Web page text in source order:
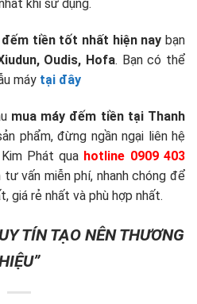
khi sử dụng.
tiền tốt nhất hiện nay bạn
Oudis, Hofa. Bạn có thể
máy tại đây
mua máy đếm tiền tại Thanh
phẩm, đừng ngần ngại liên hệ
Phát qua hotline 0909 403
vấn miễn phí, nhanh chóng để
giá rẻ nhất và phù hợp nhất.
TÍN TẠO NÊN THƯƠNG